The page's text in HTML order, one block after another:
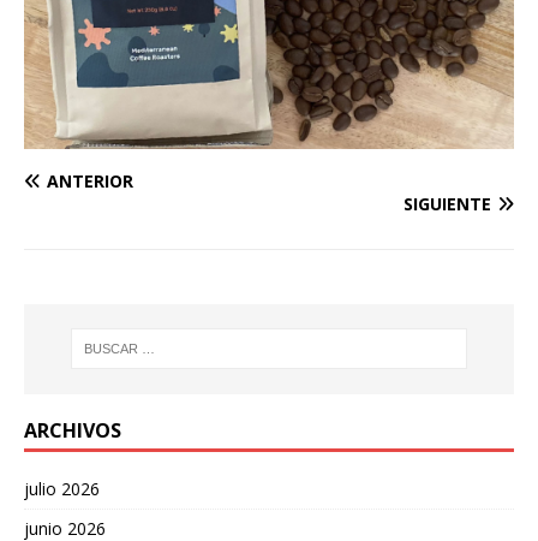
ANTERIOR
SIGUIENTE
ARCHIVOS
julio 2026
junio 2026